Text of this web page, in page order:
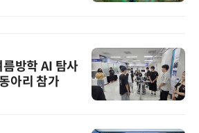
방학 AI 탐사
' 운영…10개 AI 동아리 참가